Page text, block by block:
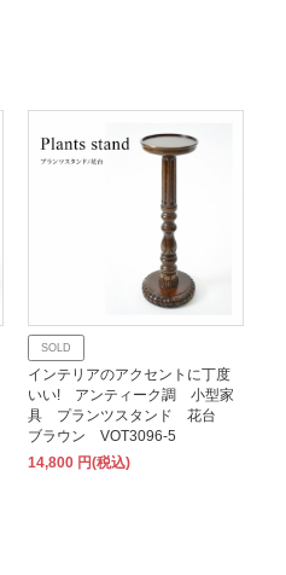
SOLD
インテリアのアクセントに丁度
いい! アンティーク調 小型家
具 プランツスタンド 花台
ブラウン VOT3096-5
14,800 円(税込)